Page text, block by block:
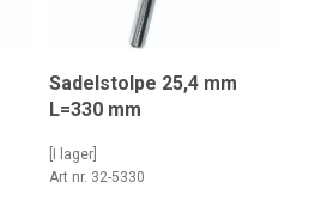
Sadelstolpe 25,4 mm
L=330 mm
[I lager]
Art nr. 32-5330